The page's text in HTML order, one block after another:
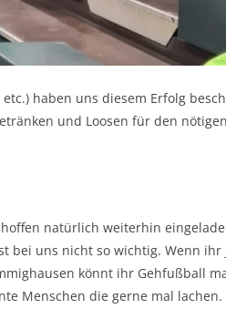
haben uns diesem Erfolg
und Loosen für den
natürlich weiterhin
bei uns nicht so wichtig. Wenn
könnt ihr Gehfußball
Menschen die gerne mal lachen.